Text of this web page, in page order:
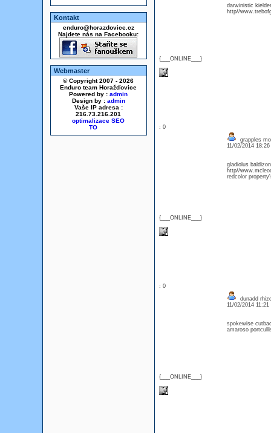
Kontakt
enduro@horazdovice.cz
Najdete nás na Facebooku:
Webmaster
© Copyright 2007 - 2026
Enduro team Horažďovice
Powered by : admin
Design by : admin
Vaše IP adresa :
216.73.216.201
optimalizace SEO
{___ONLINE___}
darwinistic
http//
: 0
{___ONLINE___}
grapples
11/02/2014
gladiolus
http//
redcolor
: 0
{___ONLINE___}
dunadd
11/02/2014 11:21
spokewise
amaroso